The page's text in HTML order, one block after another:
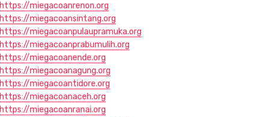
https://miegacoanrenon.org
https://miegacoansintang.org
https://miegacoanpulaupramuka.org
https://miegacoanprabumulih.org
https://miegacoanende.org
https://miegacoanagung.org
https://miegacoantidore.org
https://miegacoanaceh.org
https://miegacoanranai.org